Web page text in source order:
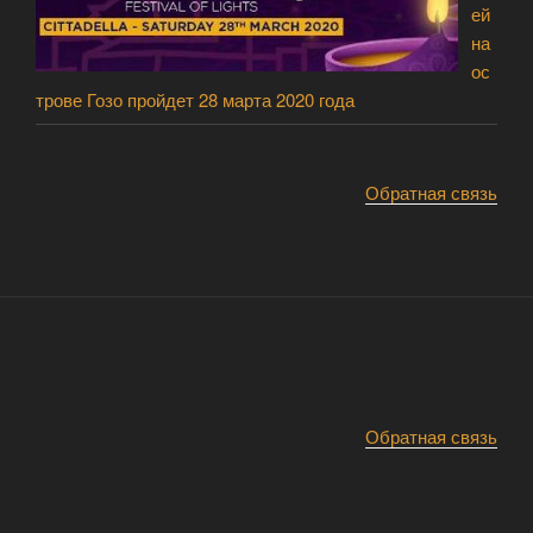
ей
на
ос
трове Гозо пройдет 28 марта 2020 года
Обратная связь
Обратная связь